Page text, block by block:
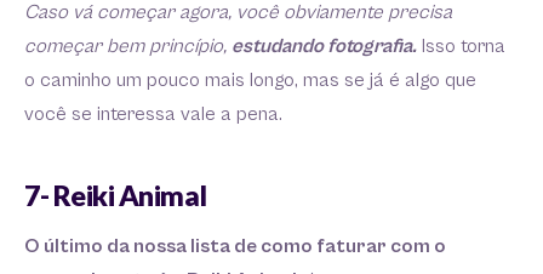
Caso vá começar agora, você obviamente precisa
começar bem princípio, estudando fotografia. Isso torna
o caminho um pouco mais longo, mas se já é algo que
você se interessa vale a pena.
7- Reiki Animal
O último da nossa lista de como faturar com o